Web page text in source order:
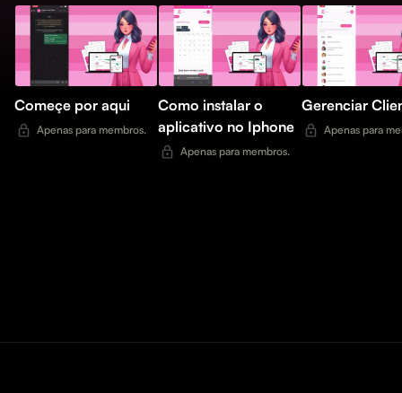
Começe por aqui
Apenas para membros.
Como instalar o
aplicativo no Iphone
Apenas para membros.
Gerenciar
Apenas para